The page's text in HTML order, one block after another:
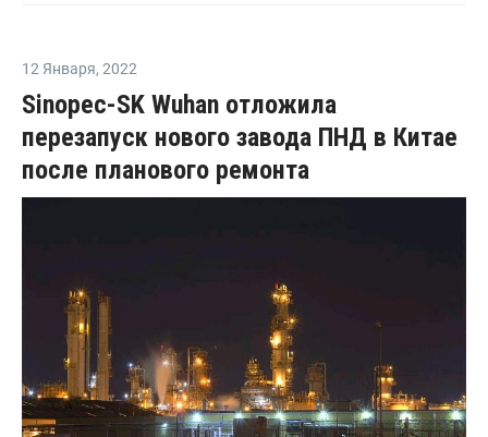
12 Января, 2022
Sinopec-SK Wuhan отложила
перезапуск нового завода ПНД в Китае
после планового ремонта